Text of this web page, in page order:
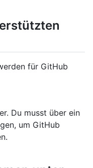
für GitHub
Du musst über ein
um GitHub